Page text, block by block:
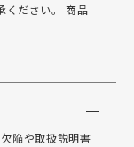
ください。 商品
陥や取扱説明書